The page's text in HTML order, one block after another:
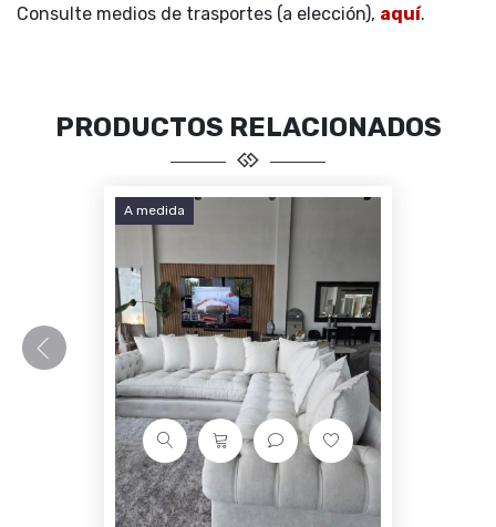
Consulte medios de trasportes (a elección), aquí.
PRODUCTOS RELACIONADOS
A medida